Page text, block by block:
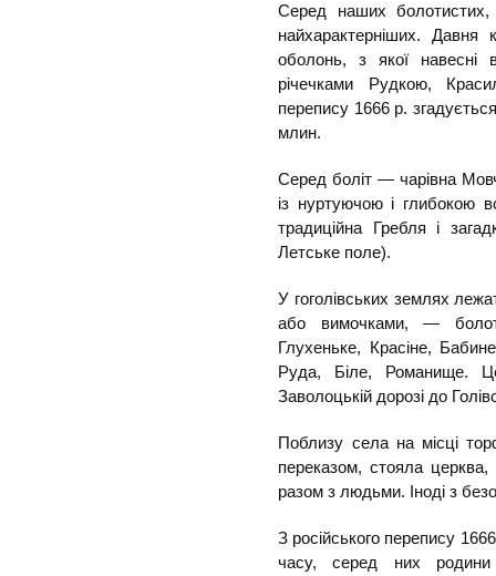
Серед наших болотистих,
найхарактерніших. Давня
оболонь, з якої
річечками Рудкою,
перепису 1666 р.
млин.
Серед боліт — чарівна
із нуртуючою і глибокою
традиційна Гребля і
Летське поле).
У гоголівських землях
або вимочками, —
Глухеньке, Красіне,
Руда, Біле, Романище.
Заволоцькій дорозі до
Поблизу села на місці
переказом, стояла церква,
разом з людьми. Іноді з
З російського перепису
часу, серед них родини